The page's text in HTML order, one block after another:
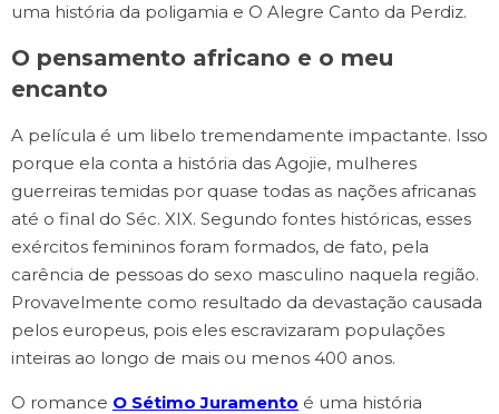
uma história da poligamia e O Alegre Canto da Perdiz.
O pensamento africano e o meu
encanto
A película é um libelo tremendamente impactante. Isso
porque ela conta a história das Agojie, mulheres
guerreiras temidas por quase todas as nações africanas
até o final do Séc. XIX. Segundo fontes históricas, esses
exércitos femininos foram formados, de fato, pela
carência de pessoas do sexo masculino naquela região.
Provavelmente como resultado da devastação causada
pelos europeus, pois eles escravizaram populações
inteiras ao longo de mais ou menos 400 anos.
O romance O Sétimo Juramento é uma história